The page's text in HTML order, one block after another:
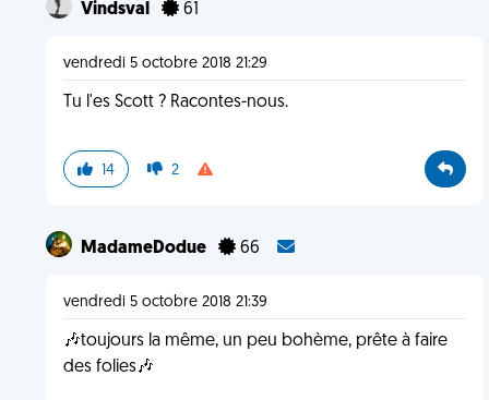
Vindsval 61
vendredi 5 octobre 2018 21:29
Tu l'es Scott ? Racontes-nous.
14 2
MadameDodue 66
vendredi 5 octobre 2018 21:39
🎶toujours la même, un peu bohème, prête à faire
des folies🎶